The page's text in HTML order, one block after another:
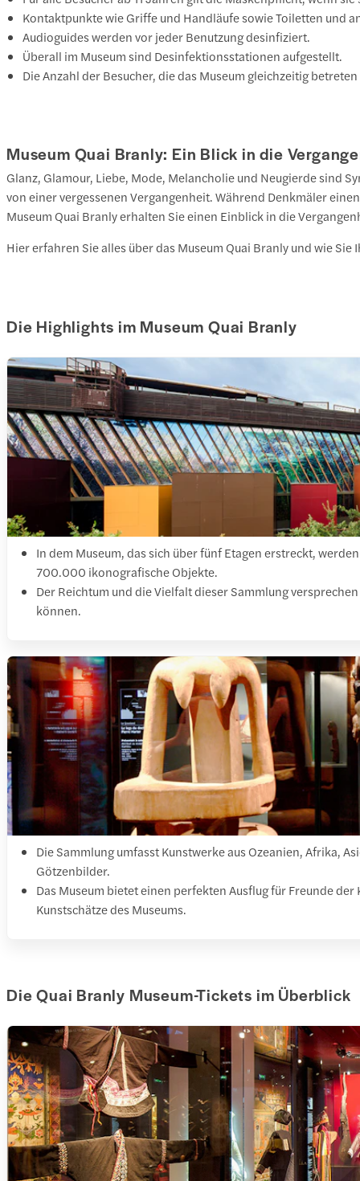
Kontaktpunkte wie Griffe und Handläufe sowie Toiletten und
Audioguides werden vor jeder Benutzung desinfiziert.
Überall im Museum sind Desinfektionsstationen aufgestellt.
Die Anzahl der Besucher, die das Museum gleichzeitig
Museum Quai Branly: Ein Blick in die
Glanz, Glamour, Liebe, Mode, Melancholie und Neugierde sind
von einer vergessenen Vergangenheit. Während Denkmäler
Museum Quai Branly erhalten Sie einen Einblick in die
Hier erfahren Sie alles über das Museum Quai Branly und wie
Die Highlights im Museum Quai Branly
In dem Museum, das sich über fünf Etagen erstreckt,
700.000 ikonografische Objekte.
Der Reichtum und die Vielfalt dieser Sammlung
können.
Die Sammlung umfasst Kunstwerke aus Ozeanien, Afrika,
Götzenbilder.
Das Museum bietet einen perfekten Ausflug für Freunde
Kunstschätze des Museums.
Die Quai Branly Museum-Tickets im Überblick